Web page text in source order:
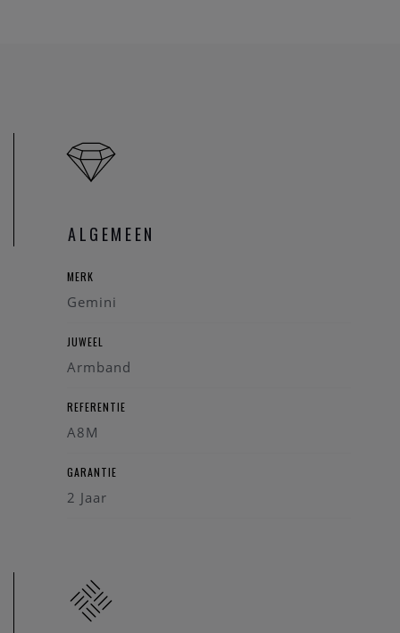
ALGEMEEN
MERK
Gemini
JUWEEL
Armband
REFERENTIE
A8M
GARANTIE
2 Jaar